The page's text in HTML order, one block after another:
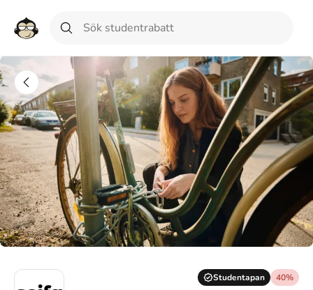
Studentapan 40%